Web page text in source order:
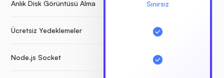
Anlık Disk Görüntüsü Alma
Ücretsiz Yedeklemeler
Node.js Socket
Sınırsız